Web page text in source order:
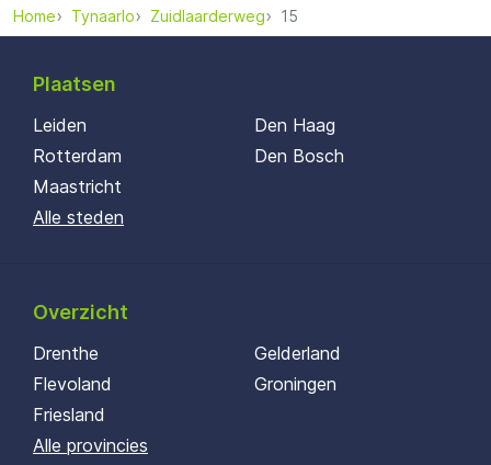
Home Tynaarlo Zuidlaarderweg 15
Plaatsen
Leiden
Rotterdam
Maastricht
Den Haag
Den Bosch
Alle steden
Overzicht
Drenthe
Flevoland
Friesland
Gelderland
Groningen
Alle provincies